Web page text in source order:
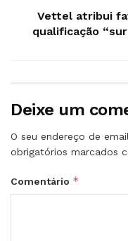
Vettel atribui
qualificação
Deixe um
O seu endereço de
obrigatórios marcados
Comentário *